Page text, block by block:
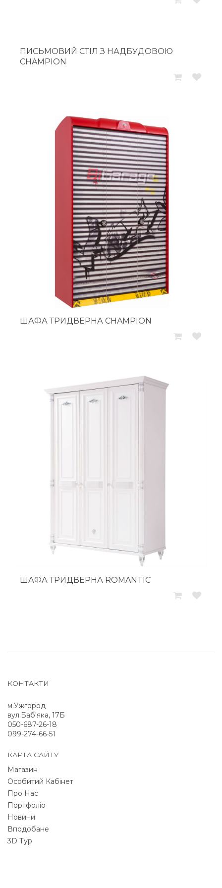
ПИСЬМОВИЙ СТІЛ З НАДБУДОВОЮ
CHAMPION
ШАФА ТРИДВЕРНА CHAMPION
ШАФА ТРИДВЕРНА ROMANTIC
КОНТАКТИ
м.Ужгород
вул.Баб'яка, 17Б
050-687-26-18
099-274-66-51
КАРТА САЙТУ
Магазин
Особитий Кабінет
Про Нас
Портфоліо
Новини
Вподобане
3D Тур